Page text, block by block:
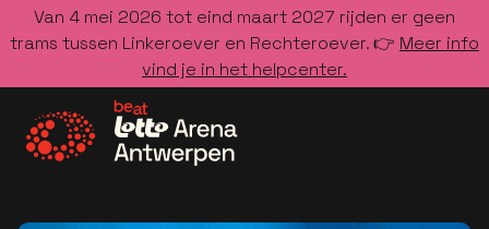
Van 4 mei 2026 tot eind maart 2027 rijden er geen
trams tussen Linkeroever en Rechteroever. 👉 Meer info
vind je in het helpcenter.